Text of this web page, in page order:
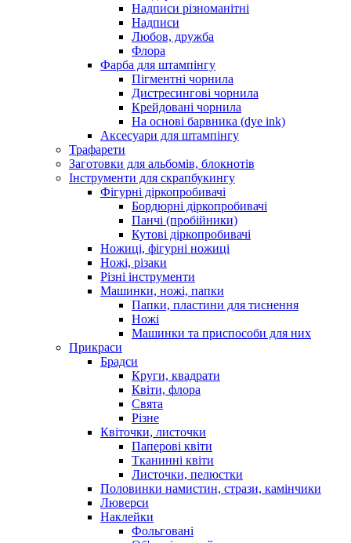
Надписи різноманітні
Надписи
Любов, дружба
Флора
Фарба для штампінгу
Пігментні чорнила
Дистресингові чорнила
Крейдовані чорнила
На основі барвника (dye ink)
Аксесуари для штампінгу
Трафарети
Заготовки для альбомів, блокнотів
Інструменти для скрапбукингу
Фігурні діркопробивачі
Бордюрні діркопробивачі
Панчі (пробійники)
Кутові діркопробивачі
Ножиці, фігурні ножиці
Ножі, різаки
Різні інструменти
Машинки, ножі, папки
Папки, пластини для тиснення
Ножі
Машинки та приспособи для них
Прикраси
Брадси
Круги, квадрати
Квіти, флора
Свята
Різне
Квіточки, листочки
Паперові квіти
Тканинні квіти
Листочки, пелюстки
Половинки намистин, стрази, камінчики
Люверси
Наклейки
Фольговані